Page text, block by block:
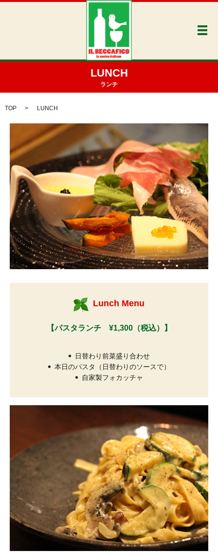
メ
LUNCH
ランチ
TOP LUNCH
Lunch Menu
【パスタランチ ¥1,300（税込）】
日替わり前菜盛り合わせ
本日のパスタ（日替わりのソースで）
自家製フォカッチャ